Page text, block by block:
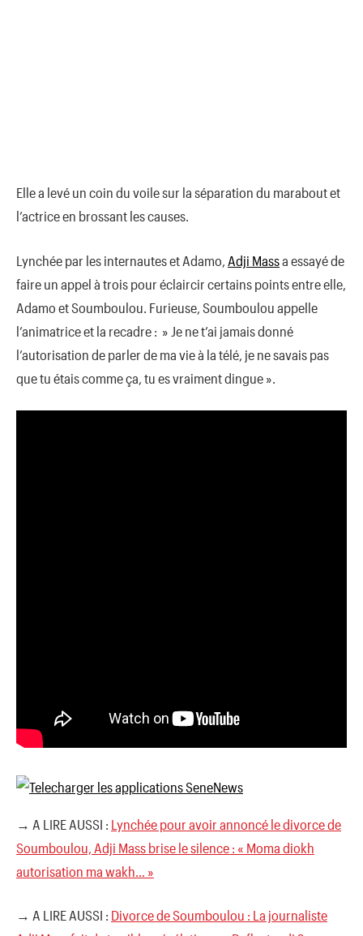
Elle a levé un coin du voile sur la séparation du marabout et
l’actrice en brossant les causes.
Lynchée par les internautes et Adamo, Adji Massa essayé de
faire un appel à trois pour éclaircir certains points entre elle,
Adamo et Soumboulou. Furieuse, Soumboulou appelle
l’animatrice et la recadre : » Je ne t’ai jamais donné
l’autorisation de parler de ma vie à la télé, je ne savais pas
que tu étais comme ça, tu es vraiment dingue ».
→ A LIRE AUSSI : Lynchée pour avoir annoncé le divorce de
Soumboulou, Adji Mass brise le silence : « Moma diokh
autorisation ma wakh… »
→ A LIRE AUSSI : Divorce de Soumboulou : La journaliste